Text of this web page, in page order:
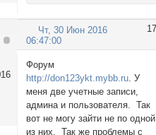
17
Чт, 30 Июн 2016
06:47:00
Форум
http://don123ykt.mybb.ru . У
меня две учетные записи,
админа и пользователя. Так
вот не могу зайти не по одной
из них. Так же проблемы с